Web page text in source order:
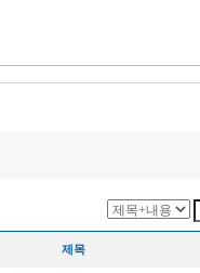
제목